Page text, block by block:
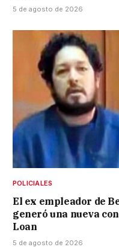
5 de agosto de 2026
POLICIALES
El ex empleador de
generó una nueva
Loan
5 de agosto de 2026